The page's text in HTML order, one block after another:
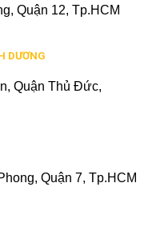
Quận 12, Tp.HCM
DƯƠNG
Quận Thủ Đức,
Quận 7, Tp.HCM